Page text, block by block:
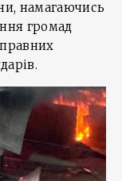
намагаючись
громад